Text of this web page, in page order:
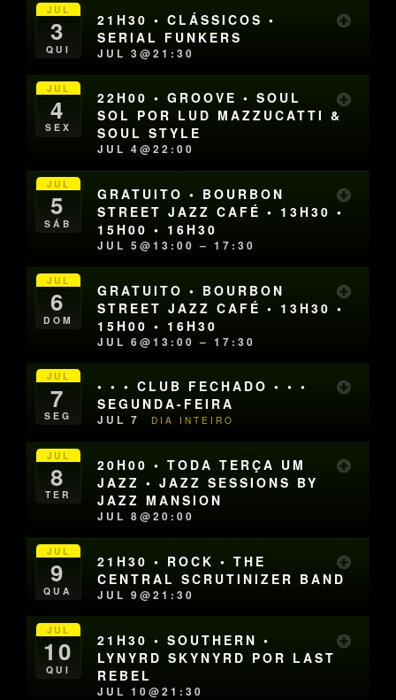
JUL
3
QUI
21H30 • CLÁSSICOS •
SERIAL FUNKERS
JUL 3@21:30
JUL
4
SEX
22H00 • GROOVE • SOUL
SOL POR LUD MAZZUCATTI &
SOUL STYLE
JUL 4@22:00
JUL
5
SÁB
GRATUITO • BOURBON
STREET JAZZ CAFÉ • 13H30 •
15H00 • 16H30
JUL 5@13:00 – 17:30
JUL
6
DOM
GRATUITO • BOURBON
STREET JAZZ CAFÉ • 13H30 •
15H00 • 16H30
JUL 6@13:00 – 17:30
JUL
7
SEG
• • • CLUB FECHADO • • •
SEGUNDA-FEIRA
JUL 7 DIA INTEIRO
JUL
8
TER
20H00 • TODA TERÇA UM
JAZZ • JAZZ SESSIONS BY
JAZZ MANSION
JUL 8@20:00
JUL
9
QUA
21H30 • ROCK • THE
CENTRAL SCRUTINIZER BAND
JUL 9@21:30
JUL
10
QUI
21H30 • SOUTHERN •
LYNYRD SKYNYRD POR LAST
REBEL
JUL 10@21:30